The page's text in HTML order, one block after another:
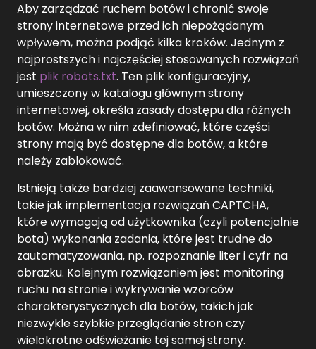
Aby zarządzać ruchem botów i chronić swoje
strony internetowe przed ich niepożądanym
wpływem, można podjąć kilka kroków. Jednym z
najprostszych i najczęściej stosowanych rozwiązań
jest plik robots.txt. Ten plik konfiguracyjny,
umieszczony w katalogu głównym strony
internetowej, określa zasady dostępu dla różnych
botów. Można w nim zdefiniować, które części
strony mają być dostępne dla botów, a które
należy zablokować.
Istnieją także bardziej zaawansowane techniki,
takie jak implementacja rozwiązań CAPTCHA,
które wymagają od użytkownika (czyli potencjalnie
bota) wykonania zadania, które jest trudne do
zautomatyzowania, np. rozpoznanie liter i cyfr na
obrazku. Kolejnym rozwiązaniem jest monitoring
ruchu na stronie i wykrywanie wzorców
charakterystycznych dla botów, takich jak
niezwykle szybkie przeglądanie stron czy
wielokrotne odświeżanie tej samej strony.